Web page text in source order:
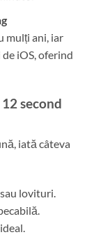
mulți ani, iar
iOS, oferind
second
iată câteva
lovituri.